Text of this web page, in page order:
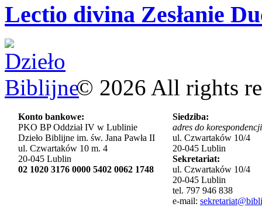
Lectio divina Zesłanie
© 2026 All rights
Konto bankowe:
PKO BP Oddział IV w Lublinie
Dzieło Biblijne im. św. Jana Pawła II
ul. Czwartaków 10 m. 4
20-045 Lublin
02 1020 3176 0000 5402 0062 1748
Siedziba:
adres do
ul. Czwartaków 10/4
20-045 Lublin
Sekretariat:
ul. Czwartaków 10/4
20-045 Lublin
tel. 797 946 838
e-mail: